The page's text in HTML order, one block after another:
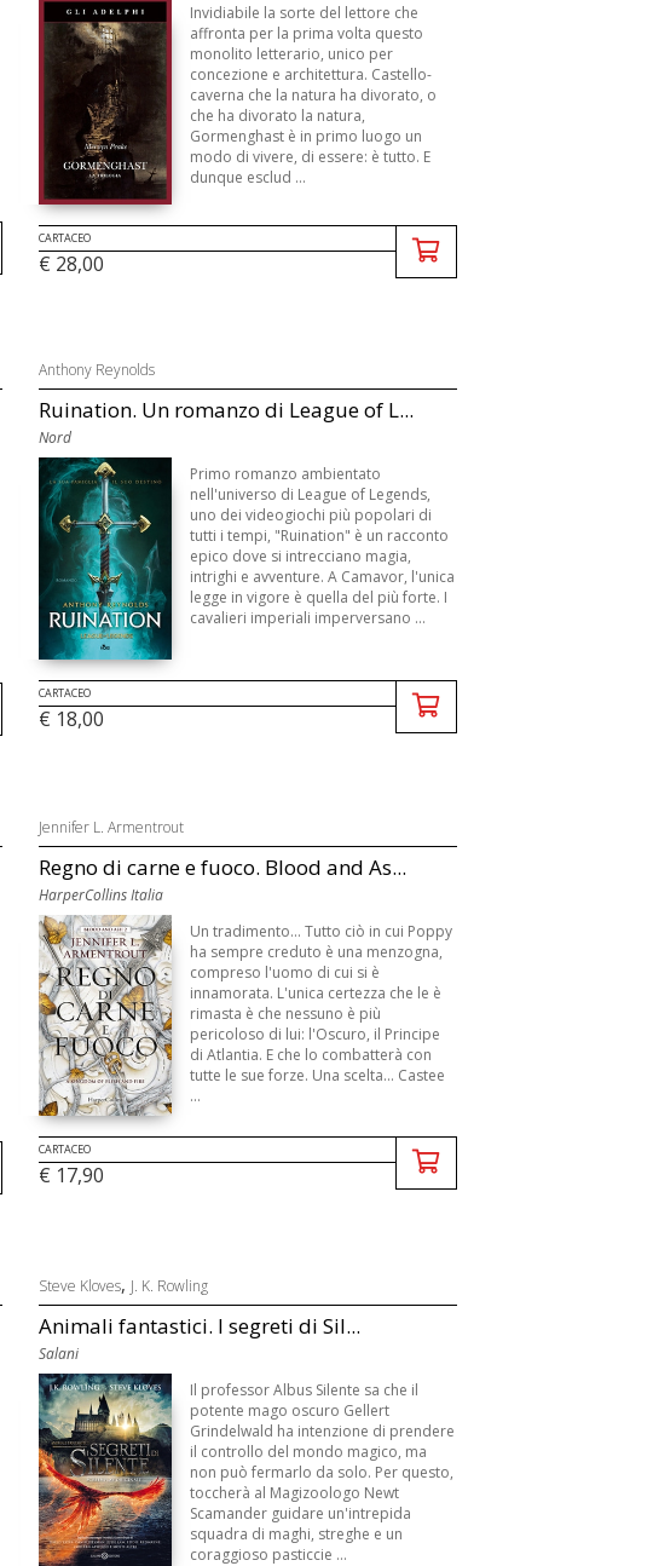
Invidiabile la sorte del lettore che
affronta per la prima volta questo
monolito letterario, unico per
concezione e architettura. Castello-
caverna che la natura ha divorato, o
che ha divorato la natura,
Gormenghast è in primo luogo un
modo di vivere, di essere: è tutto. E
dunque esclud ...
CARTACEO
€ 28,00
Anthony Reynolds
Ruination. Un romanzo di League of L...
Nord
Primo romanzo ambientato
nell'universo di League of Legends,
uno dei videogiochi più popolari di
tutti i tempi, "Ruination" è un racconto
epico dove si intrecciano magia,
intrighi e avventure. A Camavor, l'unica
legge in vigore è quella del più forte. I
cavalieri imperiali imperversano ...
CARTACEO
€ 18,00
Jennifer L. Armentrout
Regno di carne e fuoco. Blood and As...
HarperCollins Italia
Un tradimento... Tutto ciò in cui Poppy
ha sempre creduto è una menzogna,
compreso l'uomo di cui si è
innamorata. L'unica certezza che le è
rimasta è che nessuno è più
pericoloso di lui: l'Oscuro, il Principe
di Atlantia. E che lo combatterà con
tutte le sue forze. Una scelta... Castee
...
CARTACEO
€ 17,90
Steve Kloves, J. K. Rowling
Animali fantastici. I segreti di Sil...
Salani
Il professor Albus Silente sa che il
potente mago oscuro Gellert
Grindelwald ha intenzione di prendere
il controllo del mondo magico, ma
non può fermarlo da solo. Per questo,
toccherà al Magizoologo Newt
Scamander guidare un'intrepida
squadra di maghi, streghe e un
coraggioso pasticcie ...